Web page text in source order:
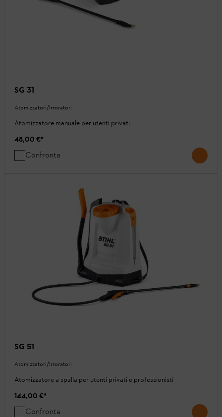
SG 31
Atomizzatori/Irroratori
Atomizzatore manuale per utenti privati
48,00 €*
Confronta
SG 51
Atomizzatori/Irroratori
Atomizzatore a spalla per utenti privati ​​e professionisti
144,00 €*
Confronta